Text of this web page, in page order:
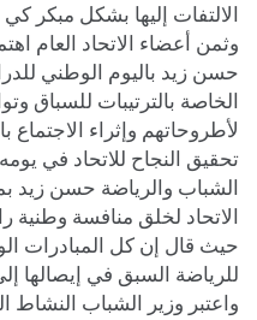
الالتفات إليها بشكل مبكر
وثمن أعضاء الاتحاد العام
حسن زيد باليوم الوطني
الخاصة بالترتيبات للسباق
لأطروحاتهم وإثراء
تحقيق النجاح للاتحاد في
الشباب والرياضة حسن زيد
الاتحاد لخلق منافسة وطنية
حيث قال إن كل المبادرات
للرياضة السبق في إيصالها
واعتبر وزير الشباب النشاط